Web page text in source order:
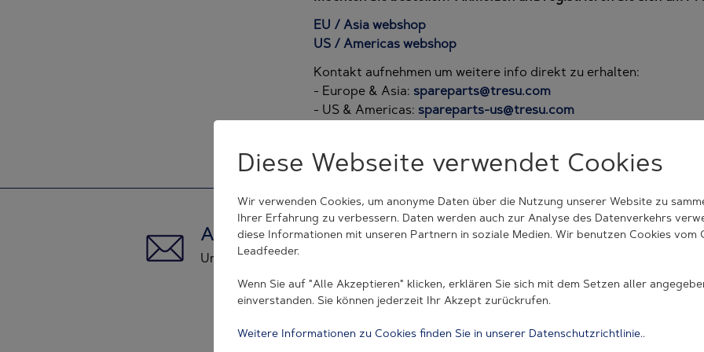
EU / Asia webshop
US / Americas webshop
Kontakt aufnehmen um weitere info direkt zu erhalten:
- Europe & Asia: spareparts@tresu.com
- US & Americas: spareparts-us@tresu.com
ANMELDEN
Und im Kontakt bleiben
ZUM ONLINESHOP
TRESU | Venusvej 44 | 6000 Kolding | Denmark | +45 7632 3500 |
Cookie Consent Settings
Diese Webseite verwendet Cookies
Wir verwenden Cookies, um anonyme Daten über die Nutzung unserer Website zu
Ihrer Erfahrung zu verbessern. Daten werden auch zur Analyse des Datenverkehrs
diese Informationen mit unseren Partnern in soziale Medien. Wir benutzen Cookies vom
Leadfeeder.
Wenn Sie auf "Alle Akzeptieren" klicken, erklären Sie sich mit dem Setzen aller
einverstanden. Sie können jederzeit Ihr Akzept zurückrufen.
Weitere Informationen zu Cookies finden Sie in unserer Datenschutzrichtlinie..